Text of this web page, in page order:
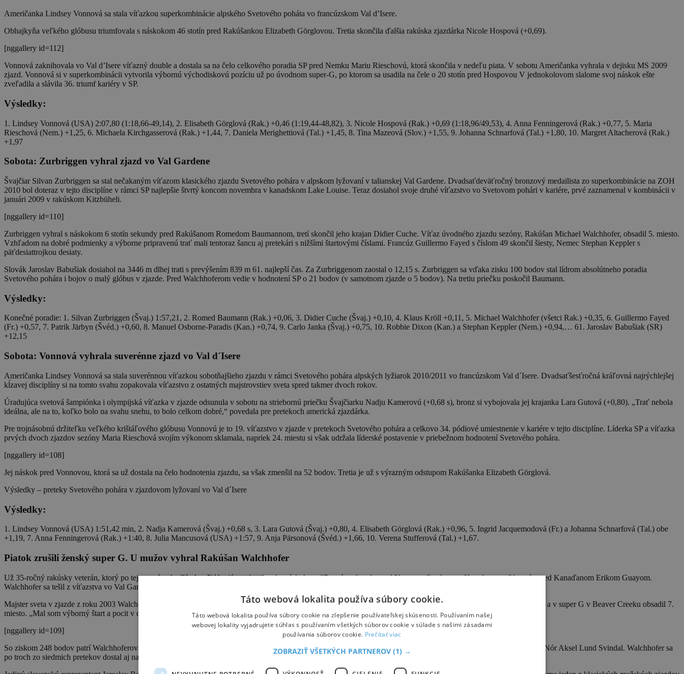
Američanka Lindsey Vonnová sa stala víťazkou superkombinácie alpského Svetového poháta vo francúzskom Val d’Isere.
Obhajkyňa veľkého glóbusu triumfovala s náskokom 46 stotín pred Rakúšankou Elizabeth Görglovou. Tretia skončila ďalšia rakúska zjazdárka Nicole Hospová (+0,69).
[nggallery id=112]
Vonnová zaknihovala vo Val d’Isere víťazný double a dostala sa na čelo celkového poradia SP pred Nemku Mariu Rieschovú, ktorá skončila v nedeľu piata. V sobotu Američanka vyhrala v dejisku MS 2009
zjazd. Vonnová si v superkombinácii vytvorila výbornú východiskovú pozíciu už po úvodnom super-G, po ktorom sa usadila na čele o 20 stotín pred Hospovou V jednokolovom slalome svoj náskok ešte
zveľadila a slávila 36. triumf kariéry v SP.
Výsledky:
1. Lindsey Vonnová (USA) 2:07,80 (1:18,66-49,14), 2. Elisabeth Görglová (Rak.) +0,46 (1:19,44-48,82), 3. Nicole Hospová (Rak.) +0,69 (1:18,96/49,53), 4. Anna Fenningerová (Rak.) +0,77, 5. Maria
Rieschová (Nem.) +1,25, 6. Michaela Kirchgasserová (Rak.) +1,44, 7. Daniela Merighettiová (Tal.) +1,45, 8. Tina Mazeová (Slov.) +1,55, 9. Johanna Schnarfová (Tal.) +1,80, 10. Margret Altacherová (Rak.)
+1,97
Sobota: Zurbriggen vyhral zjazd vo Val Gardene
Švajčiar Silvan Zurbriggen sa stal nečakaným víťazom klasického zjazdu Svetového pohára v alpskom lyžovaní v talianskej Val Gardene. Dvadsaťdeväťročný bronzový medailista zo superkombinácie na ZOH
2010 bol doteraz v tejto disciplíne v rámci SP najlepšie štvrtý koncom novembra v kanadskom Lake Louise. Teraz dosiahol svoje druhé víťazstvo vo Svetovom pohári v kariére, prvé zaznamenal v kombinácii v
januári 2009 v rakúskom Kitzbüheli.
[nggallery id=110]
Zurbriggen vyhral s náskokom 6 stotín sekundy pred Rakúšanom Romedom Baumannom, tretí skončil jeho krajan Didier Cuche. Víťaz úvodného zjazdu sezóny, Rakúšan Michael Walchhofer, obsadil 5. miesto.
Vzhľadom na dobré podmienky a výborne pripravenú trať mali tentoraz šancu aj pretekári s nižšími štartovými číslami. Francúz Guillermo Fayed s číslom 49 skončil šiesty, Nemec Stephan Keppler s
päťdesiattrojkou desiaty.
Slovák Jaroslav Babušiak dosiahol na 3446 m dlhej trati s prevýšením 839 m 61. najlepší čas. Za Zurbriggenom zaostal o 12,15 s. Zurbriggen sa vďaka zisku 100 bodov stal lídrom absolútneho poradia
Svetového pohára i bojov o malý glóbus v zjazde. Pred Walchhoferom vedie v hodnotení SP o 21 bodov (v samotnom zjazde o 5 bodov). Na tretiu priečku poskočil Baumann.
Výsledky:
Konečné poradie: 1. Silvan Zurbriggen (Švaj.) 1:57,21, 2. Romed Baumann (Rak.) +0,06, 3. Didier Cuche (Švaj.) +0,10, 4. Klaus Kröll +0,11, 5. Michael Walchhofer (všetci Rak.) +0,35, 6. Guillermo Fayed
(Fr.) +0,57, 7. Patrik Järbyn (Švéd.) +0,60, 8. Manuel Osborne-Paradis (Kan.) +0,74, 9. Carlo Janka (Švaj.) +0,75, 10. Robbie Dixon (Kan.) a Stephan Keppler (Nem.) +0,94,… 61. Jaroslav Babušiak (SR)
+12,15
Sobota: Vonnová vyhrala suverénne zjazd vo Val d´Isere
Američanka Lindsey Vonnová sa stala suverénnou víťazkou sobotňajšieho zjazdu v rámci Svetového pohára alpských lyžiarok 2010/2011 vo francúzskom Val d´Isere. Dvadsaťšesťročná kráľovná najrýchlejšej
kĺzavej disciplíny si na tomto svahu zopakovala víťazstvo z ostatných majstrovstiev sveta spred takmer dvoch rokov.
Úradujúca svetová šampiónka i olympijská víťazka v zjazde odsunula v sobotu na striebornú priečku Švajčiarku Nadju Kamerovú (+0,68 s), bronz si vybojovala jej krajanka Lara Gutová (+0,80). „Trať nebola
ideálna, ale na to, koľko bolo na svahu snehu, to bolo celkom dobré,“ povedala pre pretekoch americká zjazdárka.
Pre trojnásobnú držiteľku veľkého krištáľového glóbusu Vonnovú je to 19. víťazstvo v zjazde v pretekoch Svetového pohára a celkovo 34. pódiové umiestnenie v kariére v tejto disciplíne. Líderka SP a víťazka
prvých dvoch zjazdov sezóny Maria Rieschová svojím výkonom sklamala, napriek 24. miestu si však udržala líderské postavenie v priebežnom hodnotení Svetového pohára.
[nggallery id=108]
Jej náskok pred Vonnovou, ktorá sa už dostala na čelo hodnotenia zjazdu, sa však zmenšil na 52 bodov. Tretia je už s výrazným odstupom Rakúšanka Elizabeth Görglová.
Výsledky – preteky Svetového pohára v zjazdovom lyžovaní vo Val d´Isere
Výsledky:
1. Lindsey Vonnová (USA) 1:51,42 min, 2. Nadja Kamerová (Švaj.) +0,68 s, 3. Lara Gutová (Švaj.) +0,80, 4. Elisabeth Görglová (Rak.) +0,96, 5. Ingrid Jacquemodová (Fr.) a Johanna Schnarfová (Tal.) obe
+1,19, 7. Anna Fenningerová (Rak.) +1:40, 8. Julia Mancusová (USA) +1:57, 9. Anja Pärsonová (Švéd.) +1,66, 10. Verena Stufferová (Tal.) +1,67.
Piatok zrušili ženský super G. U mužov vyhral Rakúšan Walchhofer
Už 35-ročný rakúsky veterán, ktorý po tejto sezóne hodlá ukončiť kariéru, triumfoval s náskokom 67 stotín sekundy pred Nemcom Stephanom Kepplerom a 81 stotín pred Kanaďanom Erikom Guayom.
Walchhofer sa tešil z víťazstva vo Val Gardene po šiestich rokoch, celkovo si pripísal 17. triumf v pretekoch o krištáľové glóbusy v kariére.
Majster sveta v zjazde z roku 2003 Walchofer sa na začiatku sezóny 2010/11 prezentuje vo výbornej forme. V kanadskom Lake Louise sa stal víťazom úvodného zjazdu a v super G v Beaver Creeku obsadil 7.
miesto. „Mal som výborný štart a pocit v cieli bol už ako zo sna. Bola to skvelá jazda,“ zhodnotil sám seba šťastný Walchhofer pre ORF.
[nggallery id=109]
So ziskom 248 bodov patrí Walchhoferovi líderská pozícia vo Svetovom pohári s náskokom 11 bodov pred krajanom Benjaminom Raichom. Na treťom mieste je zatiaľ Nór Aksel Lund Svindal. Walchhofer sa
po troch zo siedmich pretekov dostal aj na čelo hodnotenia super G pred krajana Georga Streitbergera.
Táto webová lokalita používa súbory cookie.
Táto webová lokalita používa súbory cookie na zlepšenie používateľskej skúsenosti. Používaním našej
webovej lokality vyjadrujete súhlas s používaním všetkých súborov cookie v súlade s našimi zásadami
používania súborov cookie. Prečítať viac
ZOBRAZIŤ VŠETKÝCH PARTNEROV (1) →